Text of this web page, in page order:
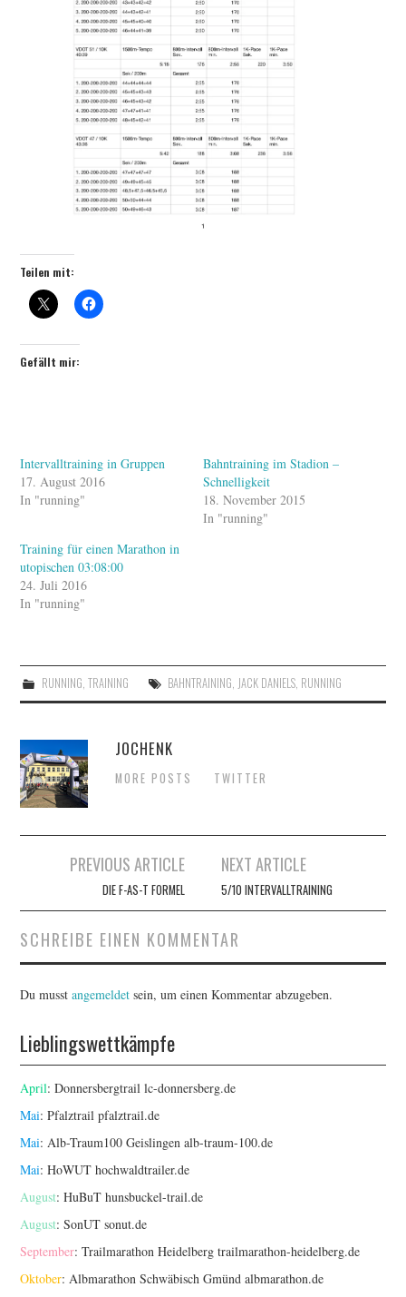
Teilen mit:
Gefällt mir:
Intervalltraining in Gruppen
17. August 2016
In "running"
Bahntraining im Stadion –
Schnelligkeit
18. November 2015
In "running"
Training für einen Marathon in
utopischen 03:08:00
24. Juli 2016
In "running"
RUNNING TRAINING BAHNTRAINING JACK DANIELS, RUNNING
JOCHENK
MORE POSTS TWITTER
Artikel-
Navigation
PREVIOUS ARTICLE
DIE F-AS-T FORMEL
NEXT ARTICLE
5/10 INTERVALLTRAINING
SCHREIBE EINEN KOMMENTAR
Du musstangemeldet sein, um einen Kommentar abzugeben.
Lieblingswettkämpfe
April: Donnersbergtraillc-donnersberg.de
Mai: Pfalztrailpfalztrail.de
Mai: Alb-Traum100 Geislingenalb-traum-100.de
Mai: HoWUThochwaldtrailer.de
August: HuBuThunsbuckel-trail.de
August: SonUTsonut.de
September: Trailmarathon Heidelbergtrailmarathon-heidelberg.de
Oktober: Albmarathon Schwäbisch Gmündalbmarathon.de